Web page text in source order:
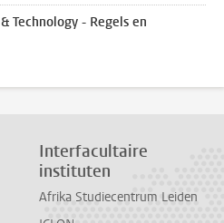
Technology - Regels en
Interfacultaire
instituten
Afrika Studiecentrum Leiden